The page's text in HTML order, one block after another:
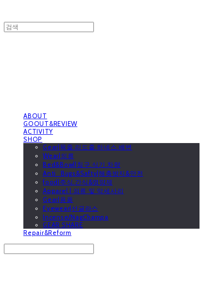
ABOUT
GOOUT&REVIEW
ACTIVITY
SHOP
Gear|목줄.리드줄.하네스.배변
Wear|의류
Bed&Bowl|침구.식기.차량
Anti_Bugs&Safty|해충방지&안전
food|주식.간식&영양제
Apparel | 의류 및 악세사리
Gear|용품
Eyewear|선글라스
Incense/NagChampa
GEAR SHARE
Repair&Reform